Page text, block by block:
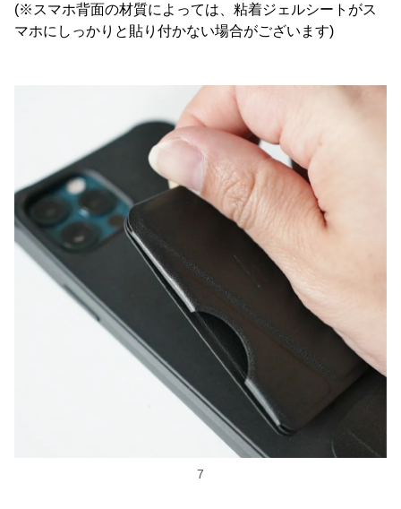
(※スマホ背面の材質によっては、粘着ジェルシートがス
マホにしっかりと貼り付かない場合がございます)
7